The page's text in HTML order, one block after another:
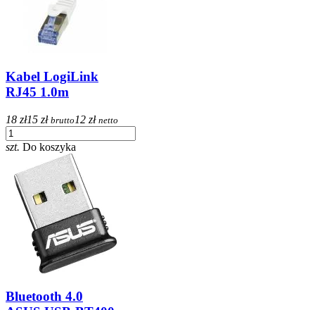
Kabel LogiLink
RJ45 1.0m
18 zł15 zł brutto 12 zł netto
szt. Do koszyka
Bluetooth 4.0